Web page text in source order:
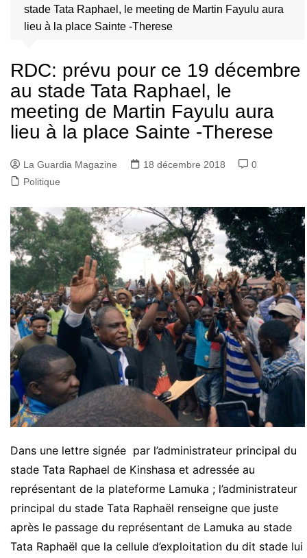
stade Tata Raphael, le meeting de Martin Fayulu aura
lieu à la place Sainte -Therese
RDC: prévu pour ce 19 décembre
au stade Tata Raphael, le
meeting de Martin Fayulu aura
lieu à la place Sainte -Therese
La Guardia Magazine 18 décembre 2018
0
Politique
Dans une lettre signée par l’administrateur principal du
stade Tata Raphael de Kinshasa et adressée au
représentant de la plateforme Lamuka ; l’administrateur
principal du stade Tata Raphaël renseigne que juste
après le passage du représentant de Lamuka au stade
Tata Raphaël que la cellule d’exploitation du dit stade lui